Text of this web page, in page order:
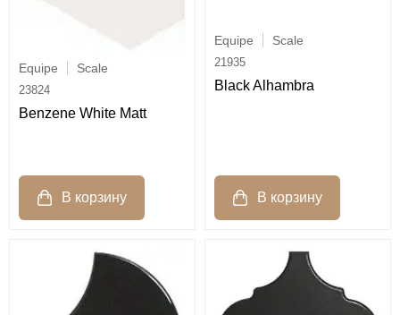
Equipe Scale
23824
Benzene White Matt
Equipe Scale
21935
Black Alhambra